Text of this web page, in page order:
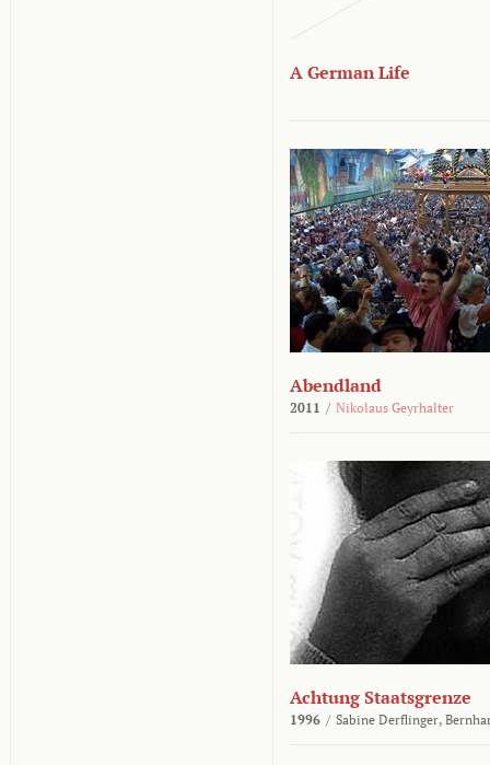
A German Life
Abendland
2011 / Nikolaus Geyrhalter
Achtung Staatsgrenze
1996 / Sabine Derflinger,